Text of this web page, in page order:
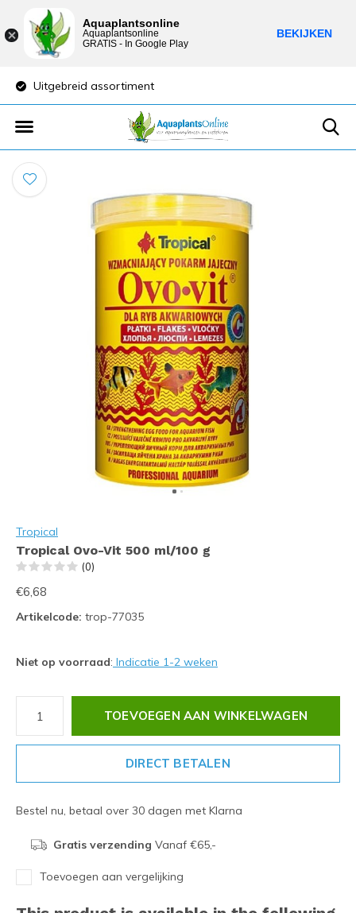
Uitgebreid assortiment
Tropical
Tropical Ovo-Vit 500 ml/100 g
(0)
€6,68
Artikelcode: trop-77035
Niet op voorraad: Indicatie 1-2 weken
TOEVOEGEN AAN WINKELWAGEN
DIRECT BETALEN
Bestel nu, betaal over 30 dagen met Klarna
Gratis verzending Vanaf €65,-
Toevoegen aan vergelijking
Aquaplantsonline
Aquaplantsonline
GRATIS - In Google Play
BEKIJKEN